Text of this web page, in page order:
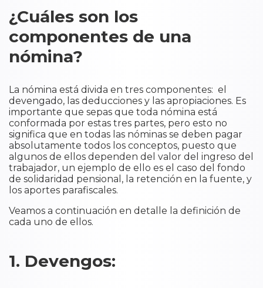
¿Cuáles son los
componentes de una
nómina?
La nómina está divida en tres componentes: el
devengado, las deducciones y las apropiaciones. Es
importante que sepas que toda nómina está
conformada por estas tres partes, pero esto no
significa que en todas las nóminas se deben pagar
absolutamente todos los conceptos, puesto que
algunos de ellos dependen del valor del ingreso del
trabajador, un ejemplo de ello es el caso del fondo
de solidaridad pensional, la retención en la fuente, y
los aportes parafiscales.
Veamos a continuación en detalle la definición de
cada uno de ellos.
1. Devengos: